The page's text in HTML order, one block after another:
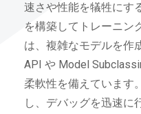
速さや性能を犠牲にす
を構築してトレーニン
は、複雑なモデルを作
API や Model
柔軟性を備えています
し、デバッグを迅速に